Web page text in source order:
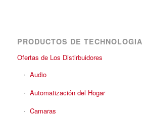
PRODUCTOS DE TECHNOLOGIA
Ofertas de Los Distirbuidores
Audio
Automatización del Hogar
Camaras